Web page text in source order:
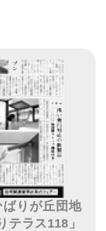
りが丘団地
ラス118」